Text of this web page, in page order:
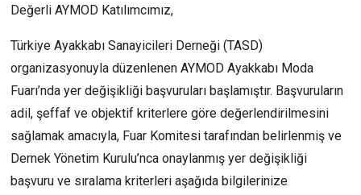
Değerli AYMOD Katılımcımız,
Türkiye Ayakkabı Sanayicileri Derneği (TASD)
organizasyonuyla düzenlenen AYMOD Ayakkabı Moda
Fuarı’nda yer değişikliği başvuruları başlamıştır. Başvuruların
adil, şeffaf ve objektif kriterlere göre değerlendirilmesini
sağlamak amacıyla, Fuar Komitesi tarafından belirlenmiş ve
Dernek Yönetim Kurulu’nca onaylanmış yer değişikliği
başvuru ve sıralama kriterleri aşağıda bilgilerinize